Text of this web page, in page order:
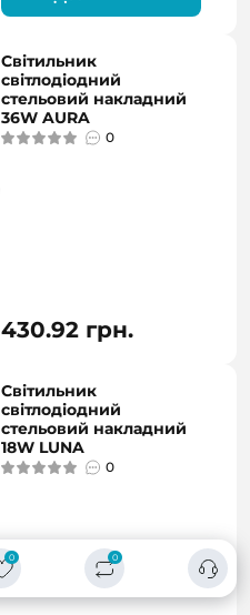
0 0
Світильник
світлодіодний
стельовий накладний
36W AURA
0
430.92 грн.
Світильник
світлодіодний
стельовий накладний
18W LUNA
0